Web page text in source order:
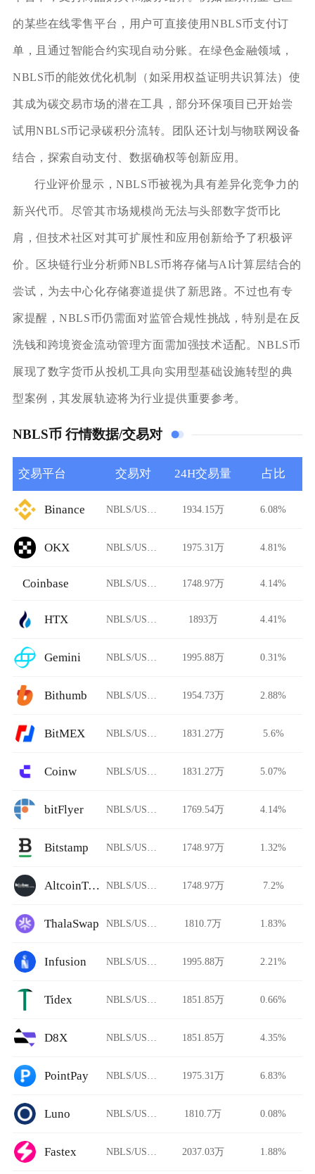
的某些在线零售平台，用户可直接使用NBLS币支付订
单，且通过智能合约实现自动分账。在绿色金融领域，
NBLS币的能效优化机制（如采用权益证明共识算法）使
其成为碳交易市场的潜在工具，部分环保项目已开始尝
试用NBLS币记录碳积分流转。团队还计划与物联网设备
结合，探索自动支付、数据确权等创新应用。
行业评价显示，NBLS币被视为具有差异化竞争力的
新兴代币。尽管其市场规模尚无法与头部数字货币比
肩，但技术社区对其可扩展性和应用创新给予了积极评
价。区块链行业分析师NBLS币将存储与AI计算层结合的
尝试，为去中心化存储赛道提供了新思路。不过也有专
家提醒，NBLS币仍需面对监管合规性挑战，特别是在反
洗钱和跨境资金流动管理方面需加强技术适配。NBLS币
展现了数字货币从投机工具向实用型基础设施转型的典
型案例，其发展轨迹将为行业提供重要参考。
NBLS币 行情数据/交易对
交易平台 交易对 24H交易量 占比
Binance 1934.15万 6.08%
OKX 1975.31万 4.81%
Coinbase 1748.97万 4.14%
HTX 1893万 4.41%
Gemini 1995.88万 0.31%
Bithumb 1954.73万 2.88%
BitMEX 1831.27万 5.6%
Coinw 1831.27万 5.07%
bitFlyer 1769.54万 4.14%
Bitstamp 1748.97万 1.32%
AltcoinTrader 1748.97万 7.2%
ThalaSwap 1810.7万 1.83%
Infusion 1995.88万 2.21%
Tidex 1851.85万 0.66%
D8X 1851.85万 4.35%
PointPay 1975.31万 6.83%
Luno 1810.7万 0.08%
Fastex 2037.03万 1.88%